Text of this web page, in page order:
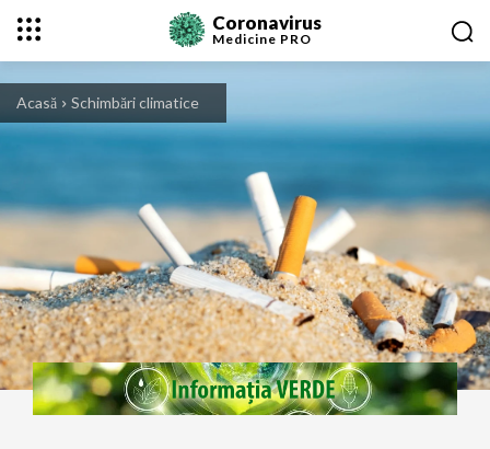
Coronavirus
Medicine PRO
Acasă Schimbări climatice